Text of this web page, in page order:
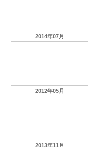
2014年07月
2012年05月
2013年11月